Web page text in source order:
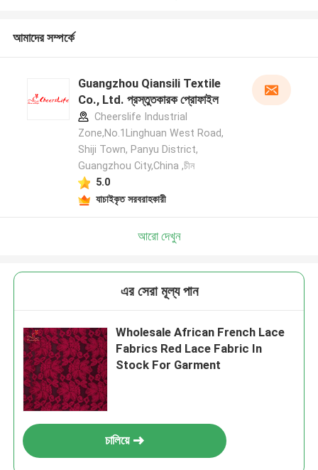
আমাদের সম্পর্কে
Guangzhou Qiansili Textile
Co., Ltd. প্রস্তুতকারক প্রোফাইল
Cheerslife Industrial
Zone,No.1Linghuan West Road,
Shiji Town, Panyu District,
Guangzhou City,China ,চীন
5.0
যাচাইকৃত সরবরাহকারী
আরো দেখুন
এর সেরা মূল্য পান
Wholesale African French Lace
Fabrics Red Lace Fabric In
Stock For Garment
চালিয়ে